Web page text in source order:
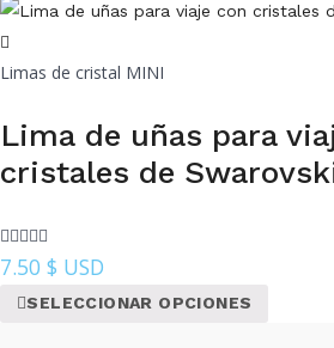
Limas de cristal MINI
Lima de uñas para
cristales de
7.50 $ USD
SELECCIONAR OPCIONES